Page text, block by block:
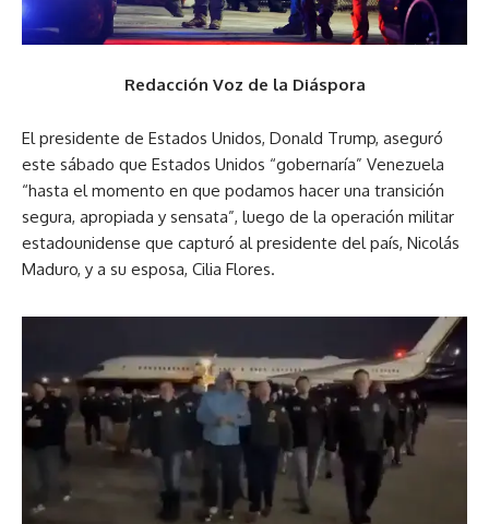
Redacción Voz de la Diáspora
El presidente de Estados Unidos, Donald Trump, aseguró
este sábado que Estados Unidos “gobernaría” Venezuela
“hasta el momento en que podamos hacer una transición
segura, apropiada y sensata”, luego de la operación militar
estadounidense que capturó al presidente del país, Nicolás
Maduro, y a su esposa, Cilia Flores.